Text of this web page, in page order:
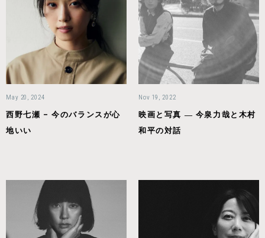
May 20, 2024
西野七瀬 – 今のバランスが心
地いい
Nov 19, 2022
映画と写真 ― 今泉力哉と木村
和平の対話